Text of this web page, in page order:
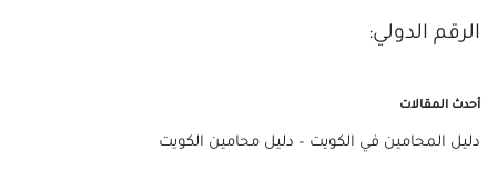
الرقم الدولي:
أحدث المقالات
دليل المحامين في الكويت – دليل محامين الكويت